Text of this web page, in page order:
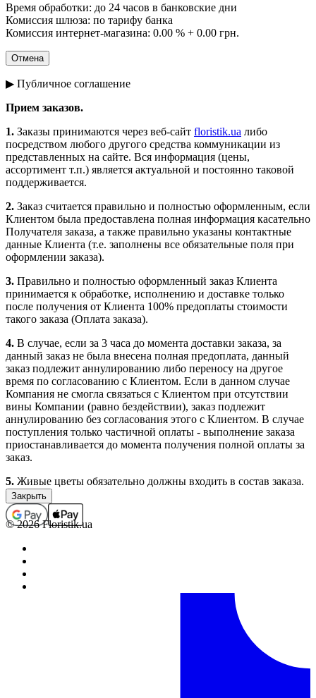
Время обработки: до 24 часов в банковские дни
Комиссия шлюза: по тарифу банка
Комиссия интернет-магазина: 0.00 % + 0.00 грн.
▶ Публичное соглашение
Прием заказов.
1. Заказы принимаются через веб-сайт floristik.ua либо
посредством любого другого средства коммуникации из
представленных на сайте. Вся информация (цены,
ассортимент т.п.) является актуальной и постоянно таковой
поддерживается.
2. Заказ считается правильно и полностью оформленным, если
Клиентом была предоставлена полная информация касательно
Получателя заказа, а также правильно указаны контактные
данные Клиента (т.е. заполнены все обязательные поля при
оформлении заказа).
3. Правильно и полностью оформленный заказ Клиента
принимается к обработке, исполнению и доставке только
после получения от Клиента 100% предоплаты стоимости
такого заказа (Оплата заказа).
4. В случае, если за 3 часа до момента доставки заказа, за
данный заказ не была внесена полная предоплата, данный
заказ подлежит аннулированию либо переносу на другое
время по согласованию с Клиентом. Если в данном случае
Компания не смогла связаться с Клиентом при отсутствии
вины Компании (равно бездействии), заказ подлежит
аннулированию без согласования этого с Клиентом. В случае
поступления только частичной оплаты - выполнение заказа
приостанавливается до момента получения полной оплаты за
заказ.
5. Живые цветы обязательно должны входить в состав заказа.
Заказы, которые не содержат в своем составе цветочной
продукции (срезанные живые и комнатные цветы), не
принимаются, а ошибочно принятые подлежат
аннулированию (с возвратом средств, если заказ был оплачен).
В отдельных случаях выполнение заказов, которые не
содержат в своем составе цветочной продукции, возможно
только по предварительному согласованию с менеджером.
Полностью оформленным и принятым к выполнению,
© 2026 Floristik.ua